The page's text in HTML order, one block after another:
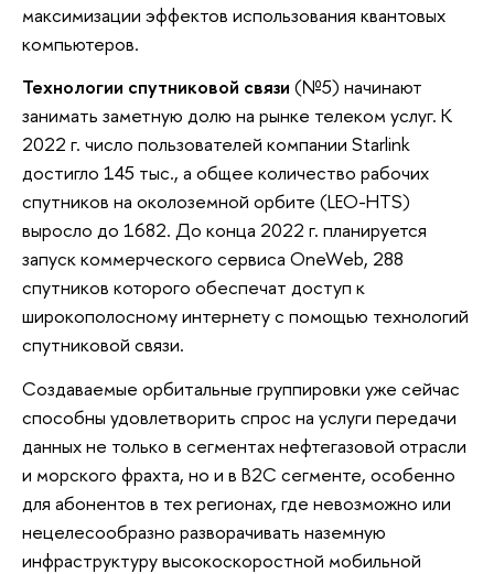
максимизации эффектов использования квантовых
компьютеров.
Технологии спутниковой связи (№5) начинают
занимать заметную долю на рынке телеком услуг. К
2022 г. число пользователей компании Starlink
достигло 145 тыс., а общее количество рабочих
спутников на околоземной орбите (LEO-HTS)
выросло до 1682. До конца 2022 г. планируется
запуск коммерческого сервиса OneWeb, 288
спутников которого обеспечат доступ к
широкополосному интернету с помощью технологий
спутниковой связи.
Создаваемые орбитальные группировки уже сейчас
способны удовлетворить спрос на услуги передачи
данных не только в сегментах нефтегазовой отрасли
и морского фрахта, но и в В2С сегменте, особенно
для абонентов в тех регионах, где невозможно или
нецелесообразно разворачивать наземную
инфраструктуру высокоскоростной мобильной